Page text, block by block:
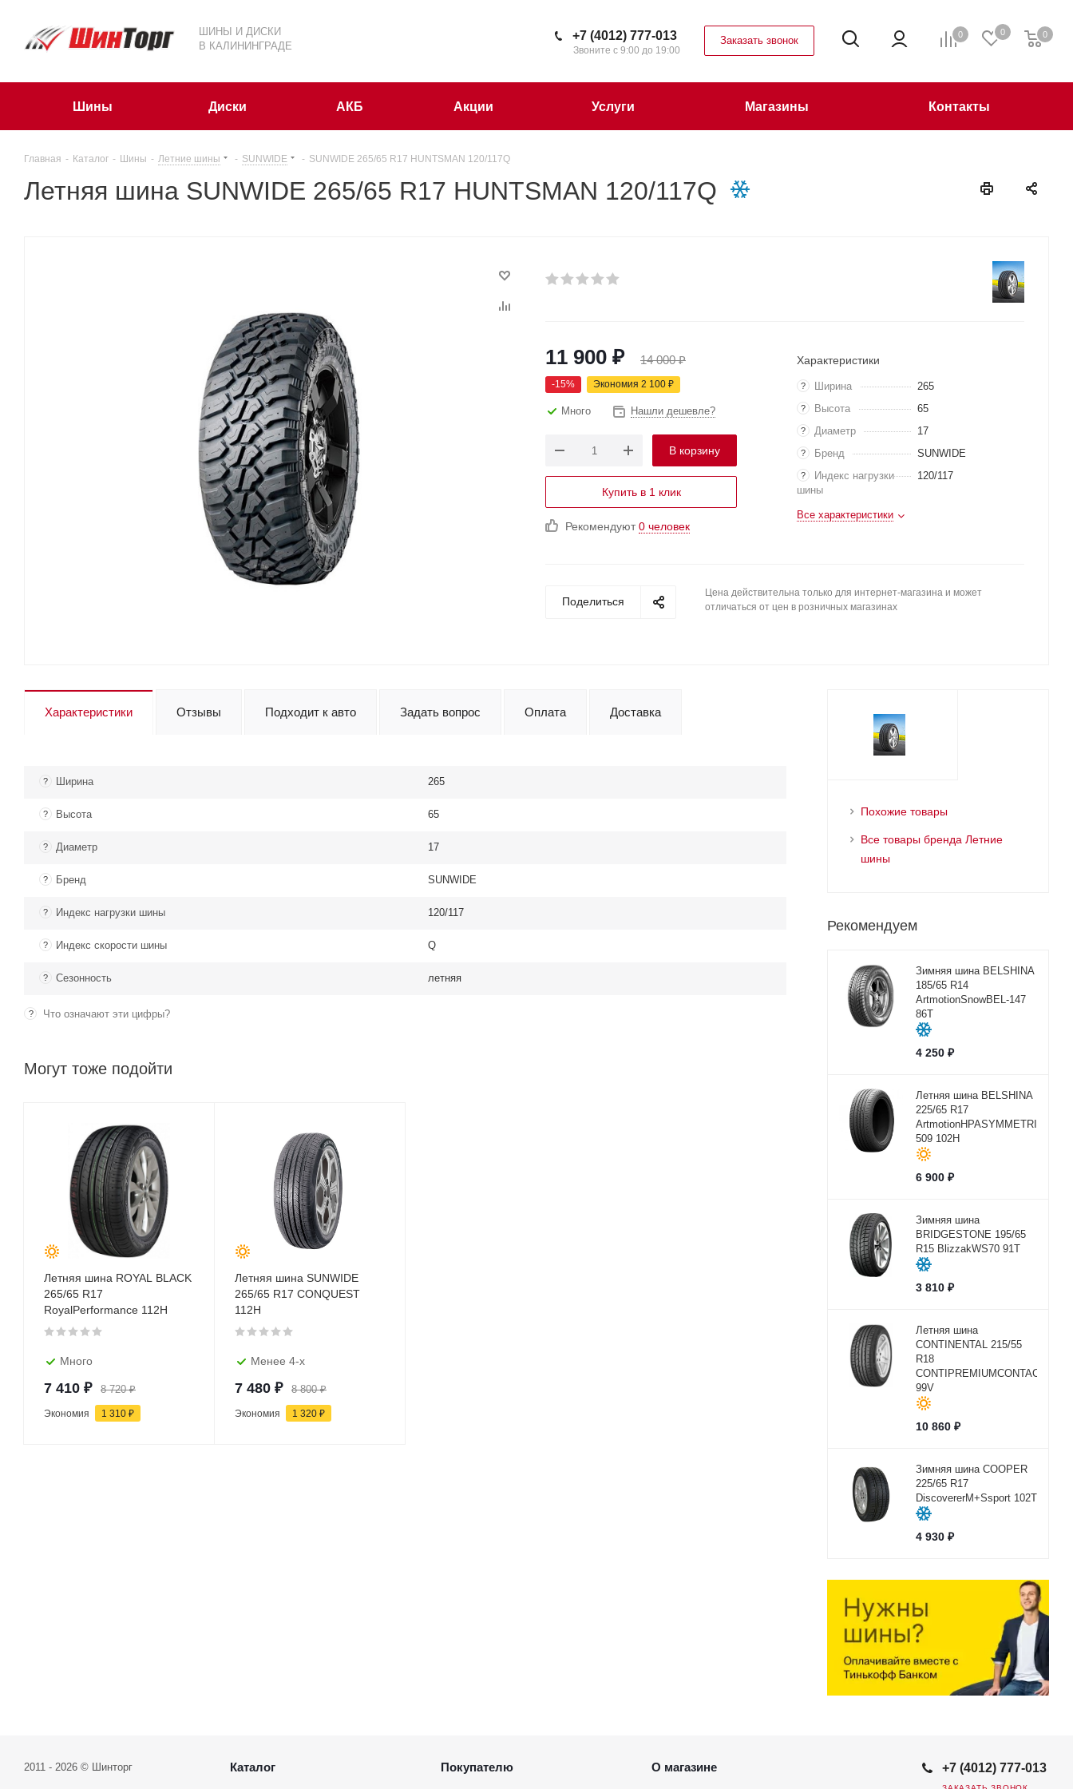
ШИНЫ И ДИСКИ
В КАЛИНИНГРАДЕ
0 0 0
+7 (4012) 777-013
Звоните с 9:00 до 19:00
Заказать звонок
Шины Диски АКБ Акции Услуги Магазины Контакты
Главная - Каталог - Шины - Летние шины - SUNWIDE - SUNWIDE 265/65 R17 HUNTSMAN 120/117Q
Летняя шина SUNWIDE 265/65 R17 HUNTSMAN 120/117Q
11 900 ₽ 14 000₽
-15% Экономия 2 100 ₽
Много Нашли дешевле?
В корзину
Купить в 1 клик
Рекомендуют0 человек
Характеристики
? Ширина 265
? Высота 65
? Диаметр 17
? Бренд SUNWIDE
?
Индекс нагрузки
шины
120/117
Все характеристики
Поделиться
Цена действительна только для интернет-магазина и может
отличаться от цен в розничных магазинах
Характеристики Отзывы Подходит к авто Задать вопрос Оплата Доставка
? Ширина 265
? Высота 65
? Диаметр 17
? Бренд SUNWIDE
? Индекс нагрузки шины 120/117
? Индекс скорости шины Q
? Сезонность летняя
? Что означают эти цифры?
Могут тоже подойти
Летняя шина ROYAL BLACK
265/65 R17
RoyalPerformance 112H
Много
7 410 ₽ 8 720₽
Экономия 1 310 ₽
Летняя шина SUNWIDE
265/65 R17 CONQUEST
112H
Менее 4-х
7 480 ₽ 8 800₽
Экономия 1 320 ₽
Похожие товары
Все товары бренда Летние
шины
Рекомендуем
Зимняя шина BELSHINA
185/65 R14
ArtmotionSnowBEL-147
86T
4 250₽
Летняя шина BELSHINA
225/65 R17
ArtmotionHPASYMMETRICBEL-
509 102H
6 900₽
Зимняя шина
BRIDGESTONE 195/65
R15 BlizzakWS70 91T
3 810₽
Летняя шина
CONTINENTAL 215/55
R18
CONTIPREMIUMCONTACT2
99V
10 860₽
Зимняя шина COOPER
225/65 R17
DiscovererM+Ssport 102Т
4 930₽
2011 - 2026 © Шинторг Каталог Покупателю О магазине +7 (4012) 777-013